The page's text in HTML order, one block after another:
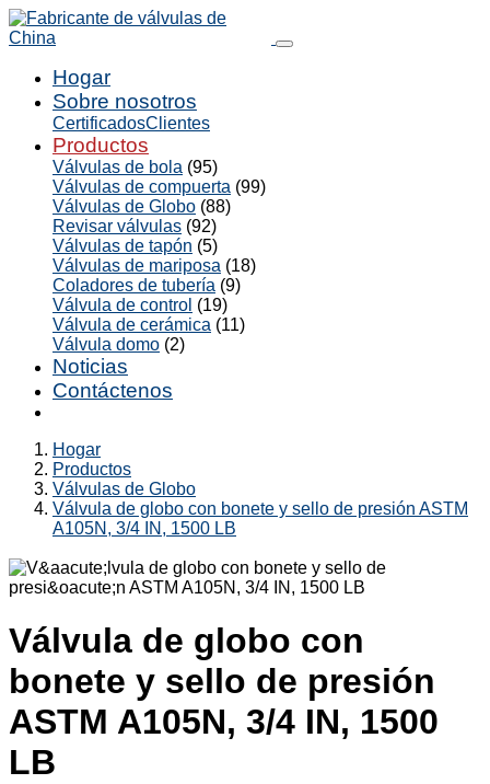
Hogar
Sobre nosotros
CertificadosClientes
Productos
Válvulas de bola (95)
Válvulas de compuerta (99)
Válvulas de Globo (88)
Revisar válvulas (92)
Válvulas de tapón (5)
Válvulas de mariposa (18)
Coladores de tubería (9)
Válvula de control (19)
Válvula de cerámica (11)
Válvula domo (2)
Noticias
Contáctenos
Hogar
Productos
Válvulas de Globo
Válvula de globo con bonete y sello de presión ASTM
A105N, 3/4 IN, 1500 LB
Válvula de globo con
bonete y sello de presión
ASTM A105N, 3/4 IN, 1500
LB